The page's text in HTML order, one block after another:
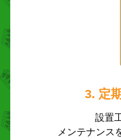
3. 定
設置
メンテナンス